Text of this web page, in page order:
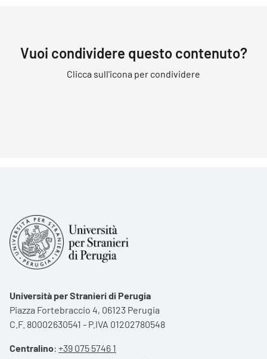
Vuoi condividere questo contenuto?
Clicca sull'icona per condividere
Università per Stranieri di Perugia
Piazza Fortebraccio 4, 06123 Perugia
C.F. 80002630541 - P.IVA 01202780548
Centralino: +39 075 5746 1